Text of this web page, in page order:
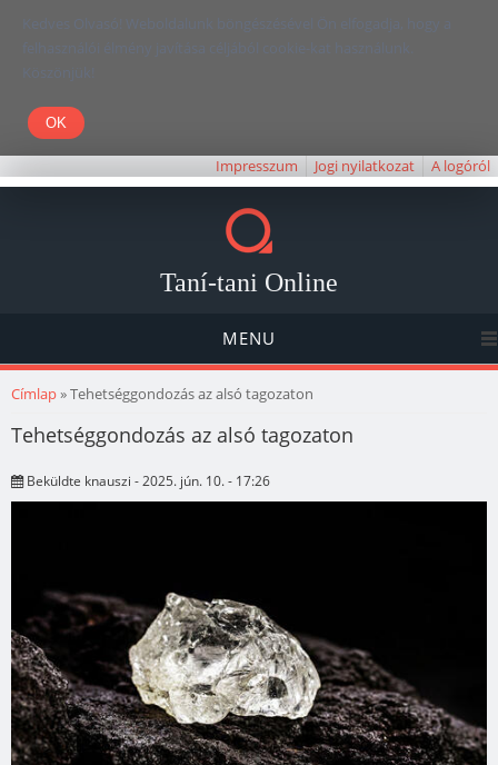
Kedves Olvasó! Weboldalunk böngészésével Ön elfogadja, hogy a
felhasználói élmény javítása céljából cookie-kat használunk.
Köszönjük!
Impresszum Jogi nyilatkozat A logóról
Taní-tani Online
MENU
Jelenlegi hely
Címlap» Tehetséggondozás az alsó tagozaton
Tehetséggondozás az alsó tagozaton
Beküldte knauszi - 2025. jún. 10. - 17:26